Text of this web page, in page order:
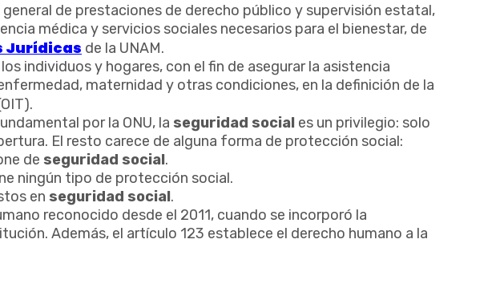
general de prestaciones de derecho público y supervisión estatal,
médica y servicios sociales necesarios para el bienestar, de
Jurídicas de la UNAM.
individuos y hogares, con el fin de asegurar la asistencia
maternidad y otras condiciones, en la definición de la
por la ONU, la seguridad social es un privilegio: solo
El resto carece de alguna forma de protección social:
de seguridad social.
ningún tipo de protección social.
en seguridad social.
reconocido desde el 2011, cuando se incorporó la
Además, el artículo 123 establece el derecho humano a la